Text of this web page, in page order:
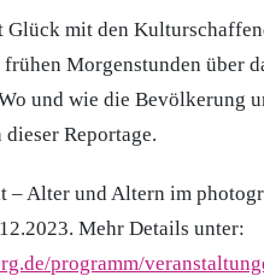
Glück mit den
Morgenstunden über
und wie die Bevölkerung
Reportage.
Alter und Altern im
Mehr Details unter:
programm/